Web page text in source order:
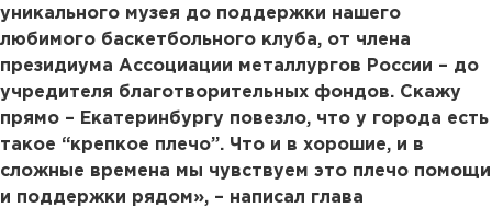
уникального музея до поддержки нашего
любимого баскетбольного клуба, от члена
президиума Ассоциации металлургов России – до
учредителя благотворительных фондов. Скажу
прямо – Екатеринбургу повезло, что у города есть
такое “крепкое плечо”. Что и в хорошие, и в
сложные времена мы чувствуем это плечо помощи
и поддержки рядом», – написал глава